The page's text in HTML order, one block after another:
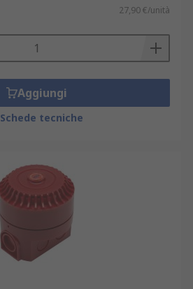
27,90 €/unità
Aggiungi
Schede tecniche